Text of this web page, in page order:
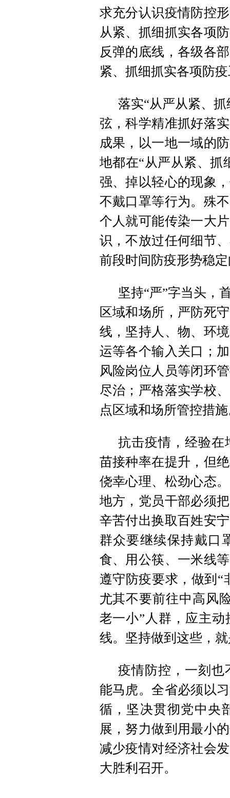
求充分认识疫情防控
从紧、抓细抓实各项
反弹的底线，各级各
紧、抓细抓实各项防
落实“从严从紧、
弦，科学精准抓好落
成果，以一地一域的
地都在“从严从紧、抓
强、掉以轻心的现象
不戴口罩等行为。殊
个人就可能传染一大
识，不放过任何细节
前段时间防疫形势稳
坚持“严”字当头，
区域和场所，严防死
线，坚持人、物、环
运等各个输入关口；
风险岗位人员等闭环
尽治；严格落实学校
点区域和场所管控措
抗击疫情，经验在
苗接种率在提升，但
侥幸心理、松劲心态
地方，党员干部必须
辛苦付出换取百姓安
群众要继续保持戴口
食、用公筷、一米线
遵守防疫要求，做到“
尤其不要前往中高风
老一小”人群，应主
线。坚持做到这些，
疫情防控，一刻也
能马虎。全省必须以
循，坚决贯彻党中央
展，努力做到用最小
减少疫情对经济社会
大胜利召开。